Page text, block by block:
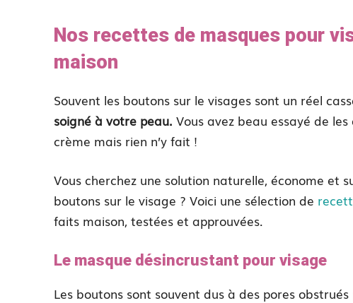
Nos recettes de masques pour
maison
Souvent les boutons sur le visages sont un réel
soigné à votre peau. Vous avez beau essayé de
crème mais rien n’y fait !
Vous cherchez une solution naturelle, économe et
boutons sur le visage ? Voici une sélection de
faits maison, testées et approuvées.
Le masque désincrustant pour visage
Les boutons sont souvent dus à des pores